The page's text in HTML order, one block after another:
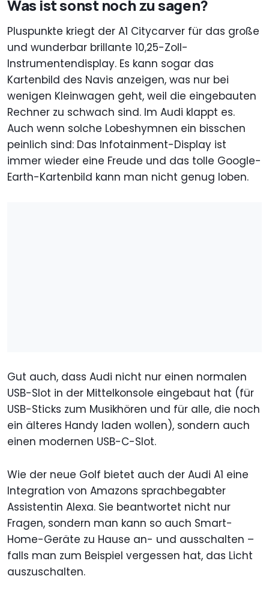
Was ist sonst noch zu sagen?
Pluspunkte kriegt der A1 Citycarver für das große
und wunderbar brillante 10,25-Zoll-
Instrumentendisplay. Es kann sogar das
Kartenbild des Navis anzeigen, was nur bei
wenigen Kleinwagen geht, weil die eingebauten
Rechner zu schwach sind. Im Audi klappt es.
Auch wenn solche Lobeshymnen ein bisschen
peinlich sind: Das Infotainment-Display ist
immer wieder eine Freude und das tolle Google-
Earth-Kartenbild kann man nicht genug loben.
Gut auch, dass Audi nicht nur einen normalen
USB-Slot in der Mittelkonsole eingebaut hat (für
USB-Sticks zum Musikhören und für alle, die noch
ein älteres Handy laden wollen), sondern auch
einen modernen USB-C-Slot.
Wie der neue Golf bietet auch der Audi A1 eine
Integration von Amazons sprachbegabter
Assistentin Alexa. Sie beantwortet nicht nur
Fragen, sondern man kann so auch Smart-
Home-Geräte zu Hause an- und ausschalten –
falls man zum Beispiel vergessen hat, das Licht
auszuschalten.